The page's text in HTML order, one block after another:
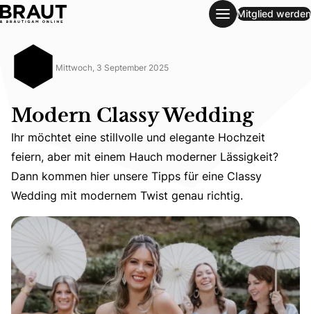
Mitglied werden
Mittwoch, 3 September 2025
Modern Classy Wedding
Ihr möchtet eine stillvolle und elegante Hochzeit feiern,
Ihr möchtet eine stillvolle und elegante Hochzeit
feiern, aber mit einem Hauch moderner Lässigkeit?
Dann kommen hier unsere Tipps für eine Classy
Wedding mit modernem Twist genau richtig.